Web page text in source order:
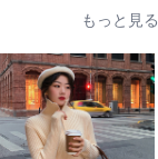
もっと見る